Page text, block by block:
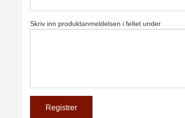
Skriv inn produktanmeldelsen i feltet under